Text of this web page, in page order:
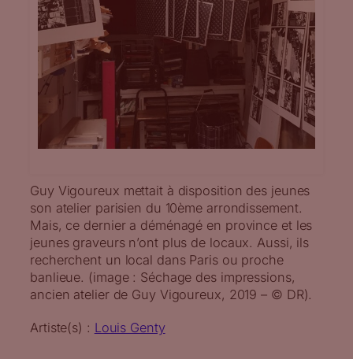
Guy Vigoureux mettait à disposition des jeunes
son atelier parisien du 10ème arrondissement.
Mais, ce dernier a déménagé en province et les
jeunes graveurs n’ont plus de locaux. Aussi, ils
recherchent un local dans Paris ou proche
banlieue. (image : Séchage des impressions,
ancien atelier de Guy Vigoureux, 2019 – © DR).
Artiste(s) : Louis Genty